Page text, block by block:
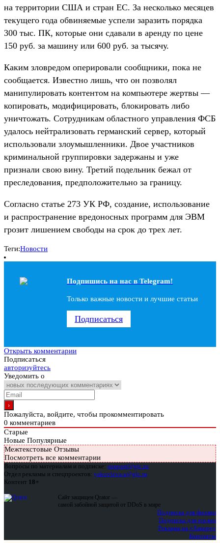
на территории США и стран ЕС. За несколько месяцев
текущего года обвиняемые успели заразить порядка
300 тыс. ПК, которые они сдавали в аренду по цене
150 руб. за машину или 600 руб. за тысячу.
Каким зловредом оперировали сообщники, пока не
сообщается. Известно лишь, что он позволял
манипулировать контентом на компьютере жертвы —
копировать, модифицировать, блокировать либо
уничтожать. Сотрудникам областного управления ФСБ
удалось нейтрализовать германский сервер, который
использовали злоумышленники. Двое участников
криминальной группировки задержаны и уже
признали свою вину. Третий подельник бежал от
преследования, предположительно за границу.
Согласно статье 273 УК РФ, создание, использование
и распространение вредоносных программ для ЭВМ
грозит лишением свободы на срок до трех лет.
Теги:Новости
Подпишись на наc в Telegram!
Только важные новости и лучшие статьи
Подписаться
Открыть комментарии
Подписаться
авторизуйтесь
Уведомить о
Пожалуйста, войдите, чтобы прокомментировать
0 комментариев
Старые
Новые Популярные
Межтекстовые Отзывы
Посмотреть все комментарии
Вопросы по материалам и подписке: support@glc.ru
Отдел рекламы и спецпроектов: yakovleva.a@glc.ru
Контент 18+
Сайт защищен Qrator —
самой забойной защитой от DDoS в мире
Подписка для физлиц
Подписка для юрлиц
Реклама на «Хакере»
Контакты